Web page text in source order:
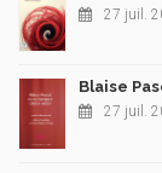
27 juil.
Blaise
27 juil.